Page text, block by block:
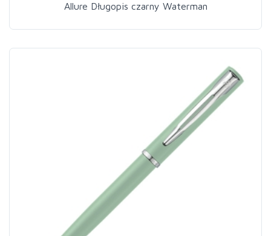
Allure Długopis czarny Waterman